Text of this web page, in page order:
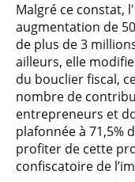
Malgré ce constat,
augmentation de
de plus de 3
ailleurs, elle
du bouclier fiscal,
nombre de
entrepreneurs et
plafonnée à 71,5%
profiter de cette
confiscatoire de